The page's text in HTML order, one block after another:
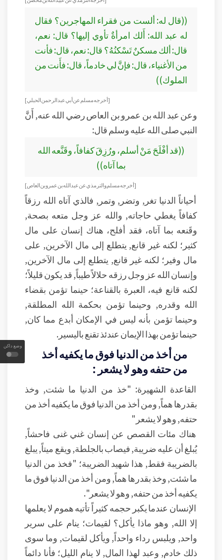
وضع داكن
((قال له: ألست من فقراء المهاجرين؟ فقال
له عبد الله: أَلك امرأةٌ تأوي إليها؟ قال: نعم،
قال: ألك مسكنٌ تَسْكنُهُ؟ قال: نعم، قال: فأنت
من الأغنياء، قال: فإنَّ لي خادماً، قال: فأَنت من
الملوك))
[أخرجه مسلم عن أبي عبد الرحمن الحبلي]
وعن عبد الله بن عمرو بن العاص رضي الله عنه, أَنَّ
النبي صلى الله عليه وسلم قال:
((قد أفْلَحَ مَنْ أسلم، ورُزِقَ كفافاً، وقَنَّعه الله
بما آتاه))
[أخرجه مسلم والترمذي عن عبد الله بن عمرو بن العاص]
أحياناً الدنيا تغر, وتضر, وتمر, فالذي آتاه الله رزقاً
كفافاً يغطي حاجاته, والله عز وجل متعه بصحة,
وقَنعه بما آتاه، فقد أفلح، هناك إنسان على مال
كثير؛ لكنه غير قانع, يتطلع إلى مال الآخرين, على
مال وفير؛ لكنه غير قانع, يتطلع إلى مال الآخرين,
وإنسان الله عز وجل رزقه حلالاً طيباً, قد يكون قليلاً؛
لكنه قانع فيه، العبرة بالقناعة؛ حينما تؤمن بقضاء
الله وقدره, وحينما تؤمن بحكمة الله المطلقة,
وحينما تؤمن بأنه ليس في الإمكان أبدع مما كان,
حينما تؤمن بهذا الإيمان عندئذ تقنع باليسير.
من أخذ من الدنيا فوق ما يكفيه أخذ
من حتفه وهو لا يشعر :
القاعدة الشهيرة: "خذ من الدنيا ما شئت, وخذ
بقدرها هماً, ومن أخذ من الدنيا فوق ما يكفيه أخذ من
حتفه, وهو لا يشعر"
هناك مئات القصص عن إنسان غني غنى فاحشاً,
يُبلغ أن عليه ضريبة, فيصاب بالجلطة, ويقع ميتاً, يبلغ
بالضريبة فقط, هذا شهيد الضريبة؛ "فخذ من الدنيا
ما شئت, وخذ بقدرها هماً, ومن أخذ من الدنيا فوق ما
يكفيه أخذ من حتفه, وهو لا يشعر".
الإنسان عندما يكبر حجمه كثيراً تأتيه هموم لا يعلمها
إلا الله, وهو ماذا يأكل؟ لقيمات؛ ينام على سرير
واحد, ويلبس رداء واحداً, ويأكل لقيمات, وما سوى
ذلك خادم, وعبد لهذا المال, لا ينام الليل؛ فأنا دائماً